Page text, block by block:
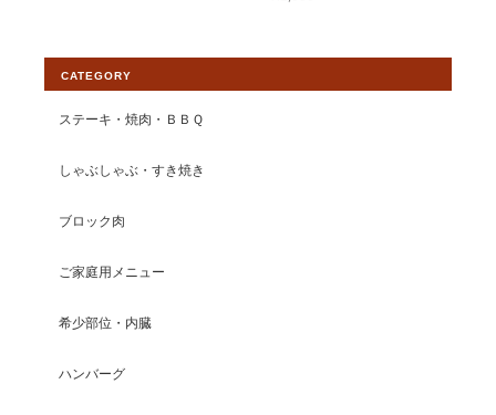
わて山形村短角牛】ショップの変わらぬ
ご愛顧を賜りますようお願い申し上げま
す。
CATEGORY
ステーキ・焼肉・ＢＢＱ
しゃぶしゃぶ・すき焼き
ブロック肉
ご家庭用メニュー
希少部位・内臓
ハンバーグ